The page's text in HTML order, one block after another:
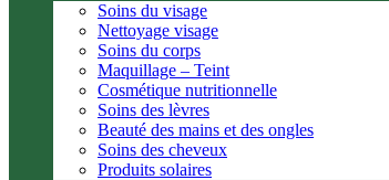
Soins du visage
Nettoyage visage
Soins du corps
Maquillage – Teint
Cosmétique nutritionnelle
Soins des lèvres
Beauté des mains et des ongles
Soins des cheveux
Produits solaires